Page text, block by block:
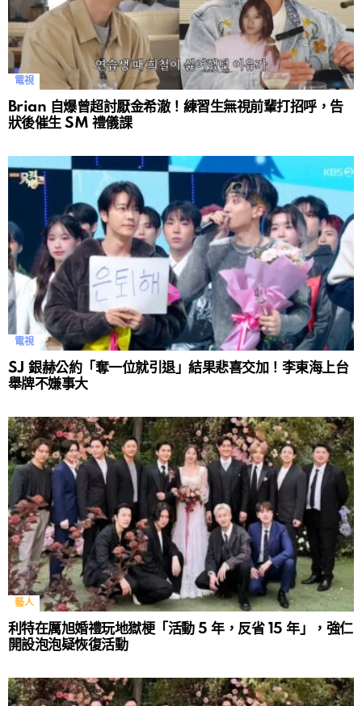
電視
Brian 自爆曾超討厭金希澈！練習生無視前輩打招呼，告
狀後催生 SM 禮儀課
電視
SJ 銀赫公約「奪一位就引退」結果悲喜交加！李東海上台
舉牌不嫌事大
藝人
利特在厲旭婚禮玩地獄梗「活動 5 年，反省 15 年」，強仁
開設泡泡疑恢復活動